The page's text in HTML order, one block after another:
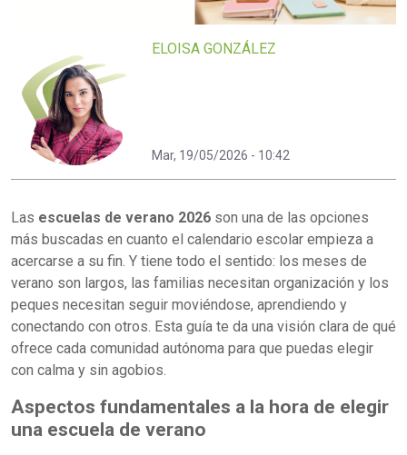
ELOISA GONZÁLEZ
Mar, 19/05/2026 - 10:42
Las escuelas de verano 2026 son una de las opciones
más buscadas en cuanto el calendario escolar empieza a
acercarse a su fin. Y tiene todo el sentido: los meses de
verano son largos, las familias necesitan organización y los
peques necesitan seguir moviéndose, aprendiendo y
conectando con otros. Esta guía te da una visión clara de qué
ofrece cada comunidad autónoma para que puedas elegir
con calma y sin agobios.
Aspectos fundamentales a la hora de elegir
una escuela de verano